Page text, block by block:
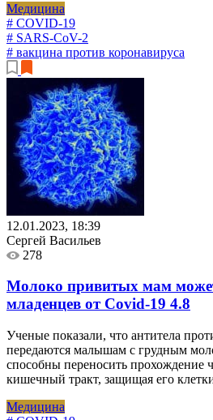
Медицина
# COVID-19
# SARS-CoV-2
# вакцина против коронавируса
12.01.2023, 18:39
Сергей Васильев
278
Молоко привитых мам
младенцев от Covid-19 4.8
Ученые показали, что антитела
передаются малышам с грудным
способны переносить прохождение
кишечный тракт, защищая его
Медицина